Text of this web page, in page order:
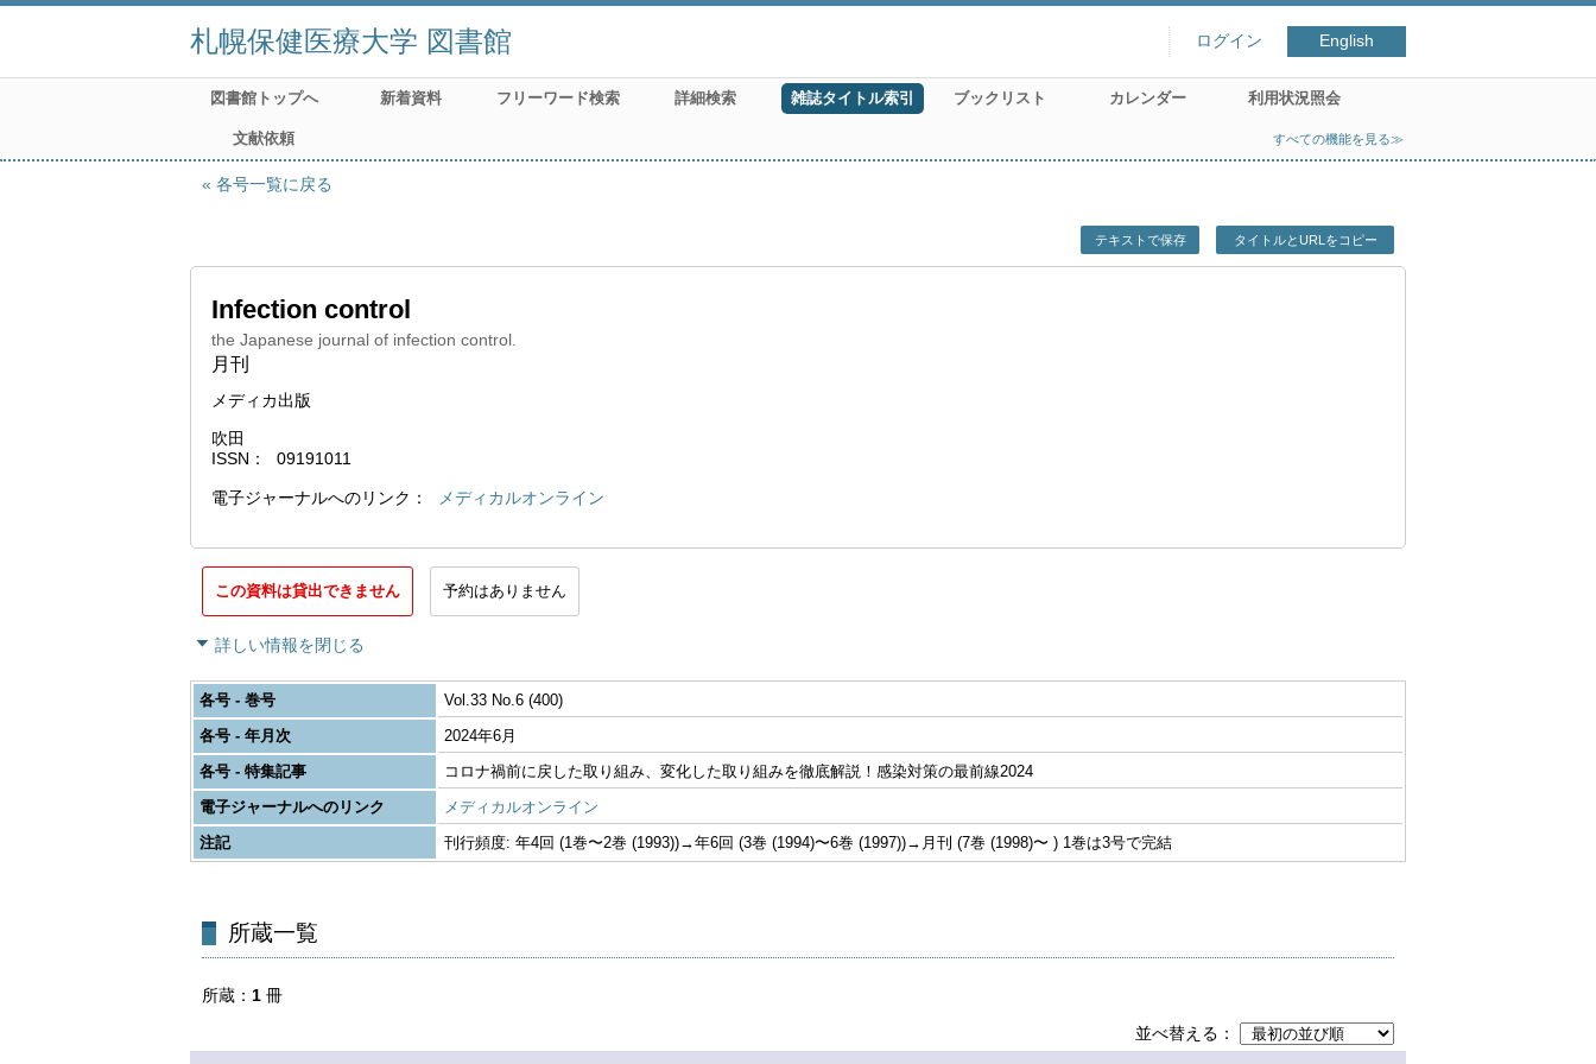
札幌保健医療大学 図書館 ログイン English
図書館トップへ 新着資料 フリーワード検索 詳細検索 雑誌タイトル索引 ブックリスト カレンダー 利用状況照会
文献依頼 すべての機能を見る≫
各号一覧に戻る
テキストで保存 タイトルとURLをコピー
Infection control
the Japanese journal of infection control.
月刊
メディカ出版
吹田
ISSN
09191011
電子ジャーナルへのリンク メディカルオンライン
この資料は貸出できません 予約はありません
詳しい情報を閉じる
各号 - 巻号
Vol.33 No.6 (400)
各号 - 年月次
2024年6月
各号 - 特集記事
コロナ禍前に戻した取り組み、変化した取り組みを徹底解説！感染対策の最前線2024
電子ジャーナルへのリンク
メディカルオンライン
注記
刊行頻度: 年4回 (1巻〜2巻 (1993))→年6回 (3巻 (1994)〜6巻 (1997))→月刊 (7巻 (1998)〜 ) 1巻は3号で完結
所蔵一覧
所蔵 1 冊
並べ替える